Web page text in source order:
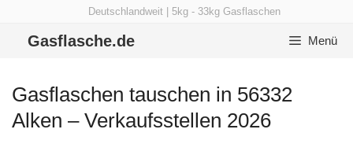
Deutschlandweit | 5kg - 33kg Gasflaschen
Gasflasche.de Menü
Gasflaschen tauschen in 56332
Alken – Verkaufsstellen 2026